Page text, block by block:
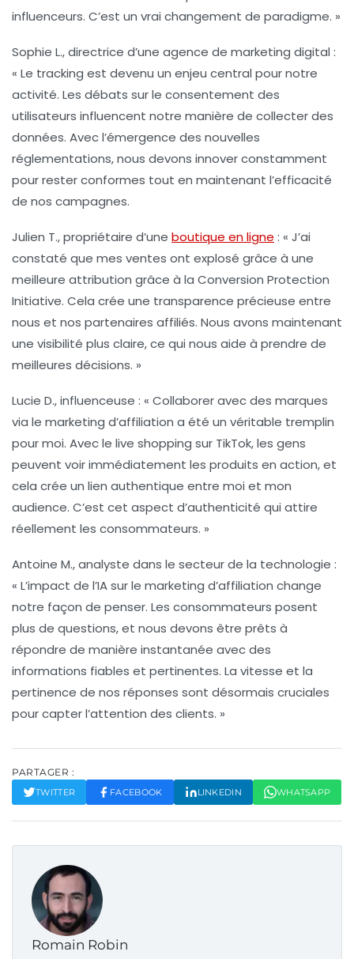
influenceurs. C’est un vrai changement de paradigme. »
Sophie L., directrice d’une agence de marketing digital :
« Le tracking est devenu un enjeu central pour notre
activité. Les débats sur le consentement des
utilisateurs influencent notre manière de collecter des
données. Avec l’émergence des nouvelles
réglementations, nous devons innover constamment
pour rester conformes tout en maintenant l’efficacité
de nos campagnes.
Julien T., propriétaire d’une boutique en ligne : « J’ai
constaté que mes ventes ont explosé grâce à une
meilleure attribution grâce à la Conversion Protection
Initiative. Cela crée une transparence précieuse entre
nous et nos partenaires affiliés. Nous avons maintenant
une visibilité plus claire, ce qui nous aide à prendre de
meilleures décisions. »
Lucie D., influenceuse : « Collaborer avec des marques
via le marketing d’affiliation a été un véritable tremplin
pour moi. Avec le live shopping sur TikTok, les gens
peuvent voir immédiatement les produits en action, et
cela crée un lien authentique entre moi et mon
audience. C’est cet aspect d’authenticité qui attire
réellement les consommateurs. »
Antoine M., analyste dans le secteur de la technologie :
« L’impact de l’IAsur le marketing d’affiliation change
notre façon de penser. Les consommateurs posent
plus de questions, et nous devons être prêts à
répondre de manière instantanée avec des
informations fiables et pertinentes. La vitesse et la
pertinence de nos réponses sont désormais cruciales
pour capter l’attention des clients. »
PARTAGER :
TWITTER FACEBOOK LINKEDIN WHATSAPP
Romain Robin